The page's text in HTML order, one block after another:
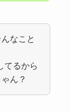
なこと
てるから
ん？